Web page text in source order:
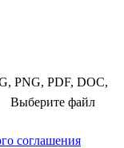
PNG, PDF, DOC,
Выберите файл
соглашения